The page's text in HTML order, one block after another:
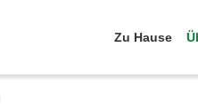
Zu Hause